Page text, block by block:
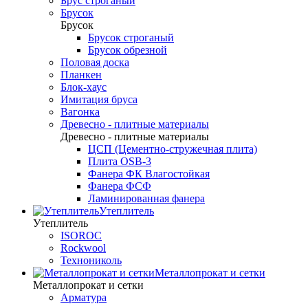
Брусок
Брусок
Брусок строганый
Брусок обрезной
Половая доска
Планкен
Блок-хаус
Имитация бруса
Вагонка
Древесно - плитные материалы
Древесно - плитные материалы
ЦСП (Цементно-стружечная плита)
Плита OSB-3
Фанера ФК Влагостойкая
Фанера ФСФ
Ламинированная фанера
Утеплитель
Утеплитель
ISOROC
Rockwool
Технониколь
Металлопрокат и сетки
Металлопрокат и сетки
Арматура